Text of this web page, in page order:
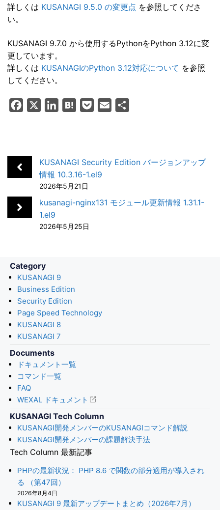
詳しくは KUSANAGI 9.5.0 の変更点 を参照してくださ
い。
KUSANAGI 9.7.0 から使用するPythonをPython 3.12に変
更しています。
詳しくは KUSANAGIのPython 3.12対応について を参照
してください。
e
d
I
n
n
a
e
t
l
KUSANAGI Security Edition バージョンアップ
情報 10.3.16-1.el9
2026年5月21日
kusanagi-nginx131 モジュール更新情報 1.31.1-
1.el9
2026年5月25日
Category
KUSANAGI 9
Business Edition
Security Edition
Page Speed Technology
KUSANAGI 8
KUSANAGI 7
Documents
ドキュメント一覧
コマンド一覧
FAQ
WEXAL ドキュメント
KUSANAGI Tech Column
KUSANAGI開発メンバーのKUSANAGIコマンド解説
KUSANAGI開発メンバーの課題解決手法
Tech Column 最新記事
PHPの最新状況： PHP 8.6 で関数の部分適用が導入され
る （第47回）
2026年8月4日
KUSANAGI 9 最新アップデートまとめ（2026年7月）